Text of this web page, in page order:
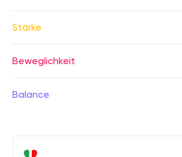
Stärke
Beweglichkeit
Balance